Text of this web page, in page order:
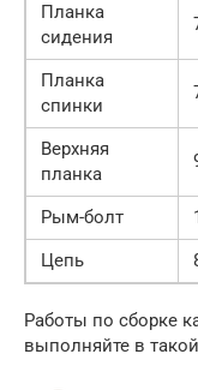
Планка
сидения
Планка
спинки
Верхняя
планка
Рым-болт
Цепь
Работы по сборке
выполняйте в